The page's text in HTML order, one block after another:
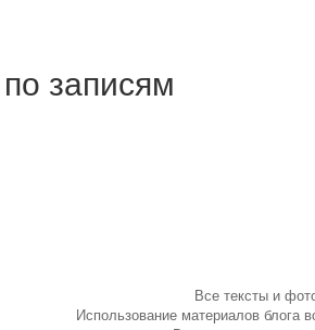
записям
Все тексты и
Использование материалов блога